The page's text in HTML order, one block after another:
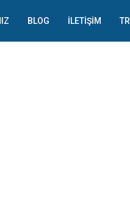
BLOG İLETIŞIM TR